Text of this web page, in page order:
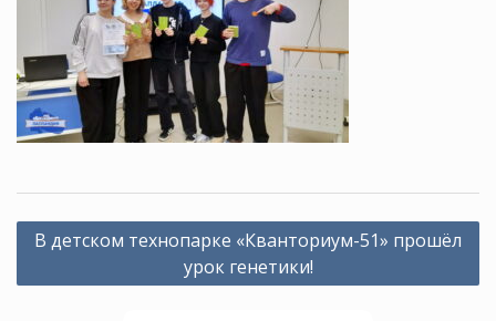
Навигация
записям
В детском технопарке «Кванториум-51» прошёл
урок генетики!